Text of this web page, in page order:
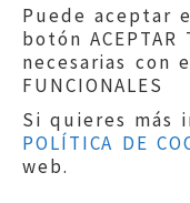
Puede aceptar
botón
necesarias con
FUNCIONALES
Si quieres más
POLÍTICA DE
web.Aviso legal
Protección